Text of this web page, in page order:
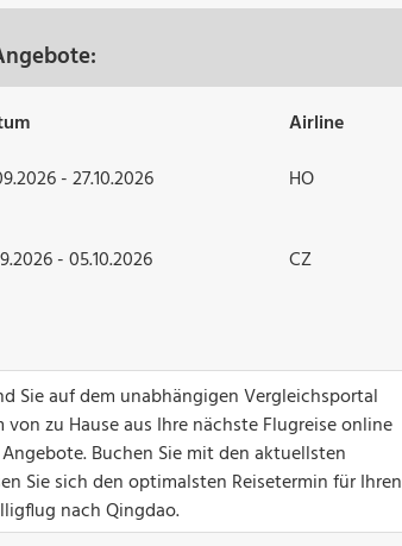
Airline
- 27.10.2026 HO
- 05.10.2026 CZ
Sie auf dem unabhängigen Vergleichsportal
zu Hause aus Ihre nächste Flugreise online
Buchen Sie mit den aktuellsten
Sie sich den optimalsten Reisetermin für Ihren
nach Qingdao.